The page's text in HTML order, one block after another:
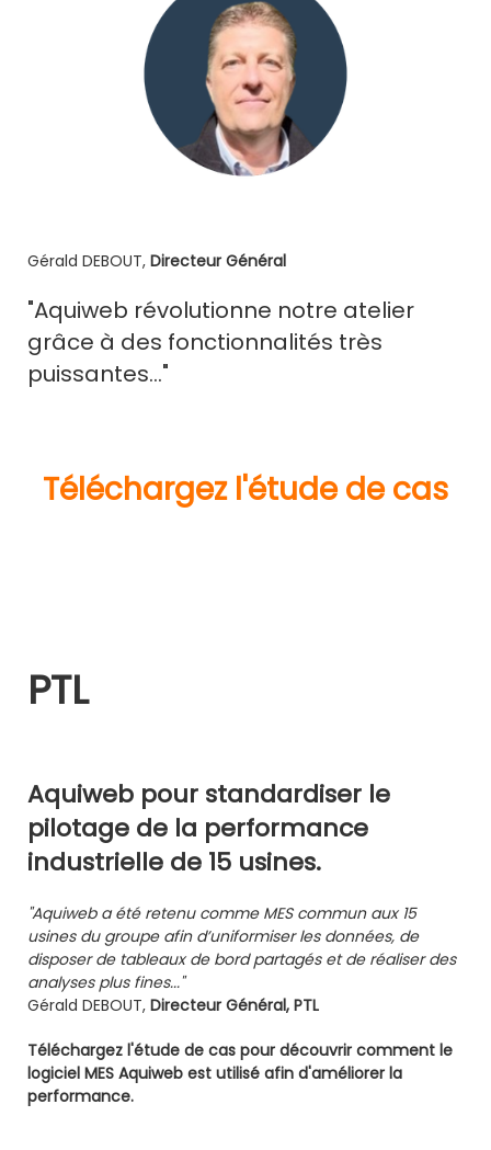
Gérald DEBOUT, Directeur Général
"Aquiweb révolutionne notre atelier
grâce à des fonctionnalités très
puissantes..."
Téléchargez l'étude de cas
PTL
Aquiweb pour standardiser le
pilotage de la performance
industrielle de 15 usines.
"Aquiweb a été retenu comme MES commun aux 15
usines du groupe afin d’uniformiser les données, de
disposer de tableaux de bord partagés et de réaliser des
analyses plus fines..."
Gérald DEBOUT, Directeur Général, PTL
Téléchargez l'étude de cas pour découvrir comment le
logiciel MES Aquiweb est utilisé afin d'améliorer la
performance.